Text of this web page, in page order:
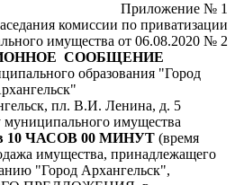
Приложение № 1
комиссии по приватизации
имущества от 06.08.2020 № 2
СООБЩЕНИЕ
образования "Город
пл. В.И. Ленина, д. 5
имущества
в 10 ЧАСОВ 00 МИНУТ (время
имущества, принадлежащего
"Город Архангельск",